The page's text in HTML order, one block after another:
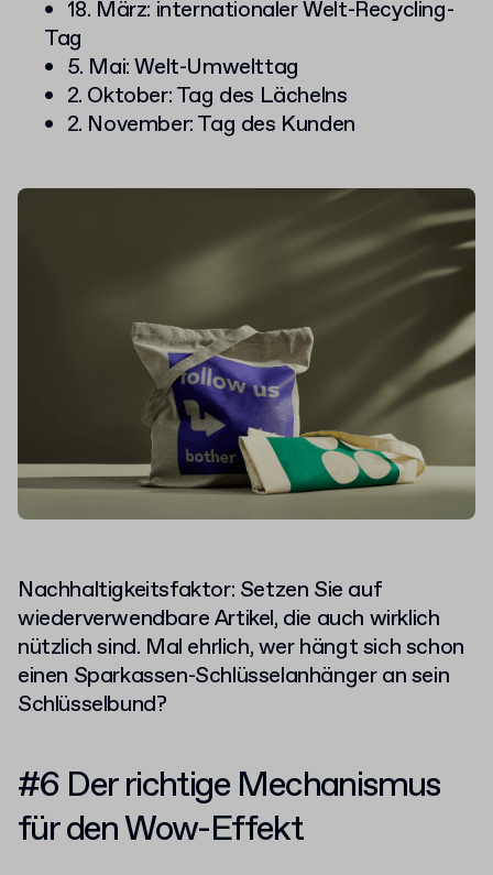
18. März: internationaler Welt-Recycling-
Tag
5. Mai: Welt-Umwelttag
2. Oktober: Tag des Lächelns
2. November: Tag des Kunden
Nachhaltigkeitsfaktor: Setzen Sie auf
wiederverwendbare Artikel, die auch wirklich
nützlich sind. Mal ehrlich, wer hängt sich schon
einen Sparkassen-Schlüsselanhänger an sein
Schlüsselbund?
#6 Der richtige Mechanismus
für den Wow-Effekt